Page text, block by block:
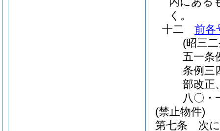
く。
十二
前各
(昭三
五一条
条例三
部改正
八〇・
(禁止物件)
第七条
次